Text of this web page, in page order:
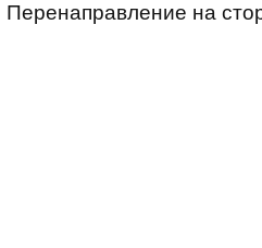
Перенаправление на